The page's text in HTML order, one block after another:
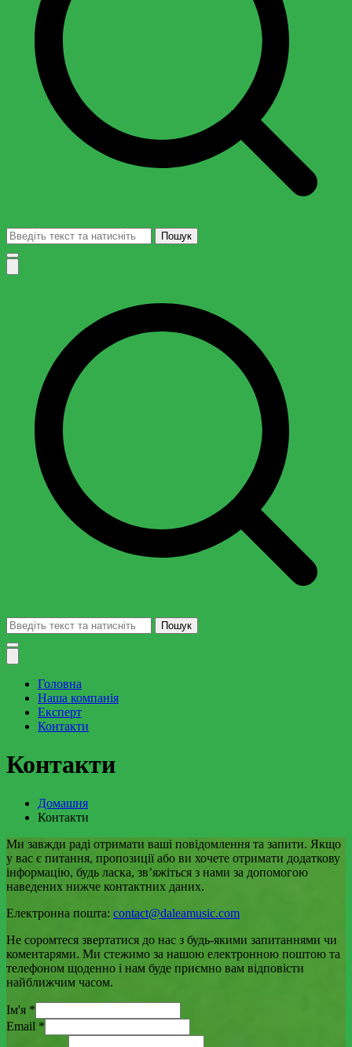
Пошук:
Пошук:
Головна
Наша компанія
Експерт
Контакти
Контакти
Домашня
Контакти
Ми завжди раді отримати ваші повідомлення та запити. Якщо
у вас є питання, пропозиції або ви хочете отримати додаткову
інформацію, будь ласка, зв’яжіться з нами за допомогою
наведених нижче контактних даних.
Електронна пошта: contact@daleamusic.com
Не соромтеся звертатися до нас з будь-якими запитаннями чи
коментарями. Ми стежимо за нашою електронною поштою та
телефоном щоденно і нам буде приємно вам відповісти
найближчим часом.
Ім'я *
Email *